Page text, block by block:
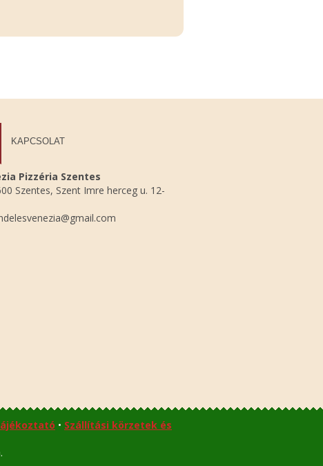
KAPCSOLAT
Pizzéria Szentes
Szentes, Szent Imre herceg u. 12-
• Szállítási körzetek és